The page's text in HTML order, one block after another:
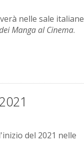
nelle sale italiane
Manga al Cinema.
del 2021 nelle